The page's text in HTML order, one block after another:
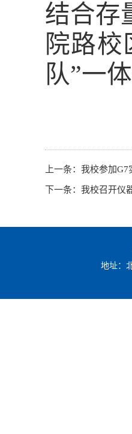
结合存
院路
队”一
上一条： 我校参加G7
下一条： 我校召开仪
地址：